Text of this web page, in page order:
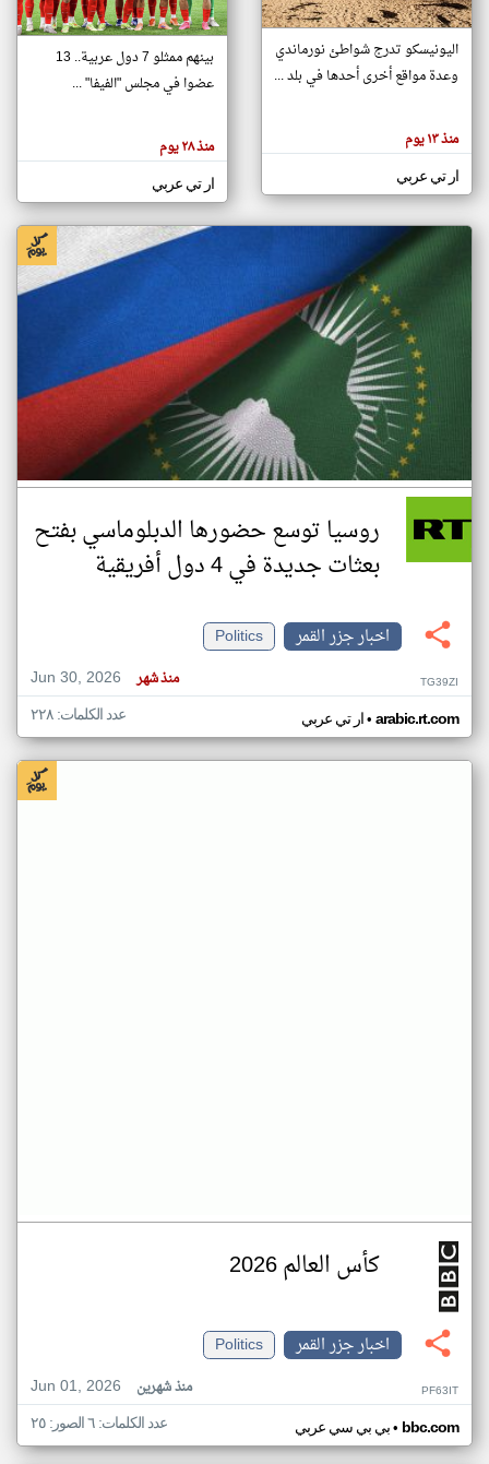
تغيير الدولة
اخبار جزر القمر على مدار الساعة
أهم اخبار جزر القمر العاجلة والمباشرة
هنا عن
وجهة
كاتبيها.
اليونيسكو تدرج شواطئ نورماندي
وعدة مواقع أخرى أحدها في بلد ...
منذ ١٣ يوم
ار تي عربي
بينهم ممثلو 7 دول عربية.. 13
عضوا في مجلس "الفيفا" ...
منذ ٢٨ يوم
ار تي عربي
روسيا توسع حضورها الدبلوماسي بفتح
بعثات جديدة في 4 دول أفريقية
اخبار جزر القمر
Politics
Jun 30, 2026
منذ شهر TG39ZI
ار تي عربي• arabic.rt.com عدد الكلمات: ٢٢٨
كأس العالم 2026
اخبار جزر القمر
Politics
Jun 01, 2026
منذ شهرين PF63IT
بي بي سي عربي• bbc.com عدد الكلمات: ٦ الصور: ٢٥
klyoum.com